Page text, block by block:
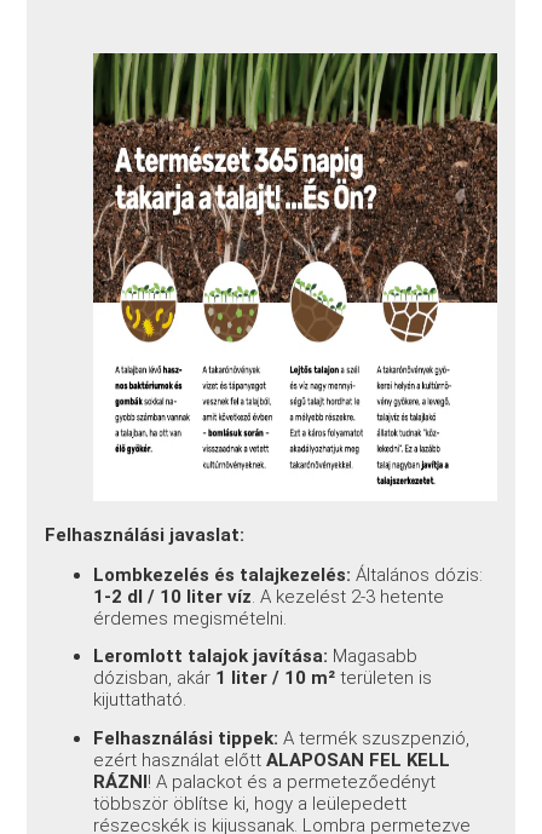
Felhasználási javaslat:
Lombkezelés és talajkezelés: Általános dózis:
1-2 dl / 10 liter víz . A kezelést 2-3 hetente
érdemes megismételni.
Leromlott talajok javítása: Magasabb
dózisban, akár 1 liter / 10 m² területen is
kijuttatható.
Felhasználási tippek: A termék szuszpenzió,
ezért használat előttALAPOSAN FEL KELL
RÁZNI! A palackot és a permetezőedényt
többször öblítse ki, hogy a leülepedett
részecskék is kijussanak. Lombra permetezve